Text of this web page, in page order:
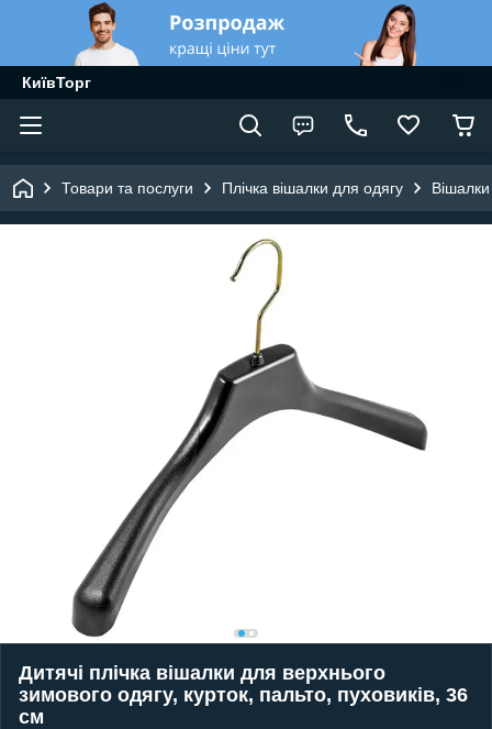
КиївТорг
Товари та послуги Плічка вішалки для одягу
Дитячі плічка вішалки для верхнього
зимового одягу, курток, пальто, пуховиків, 36
см